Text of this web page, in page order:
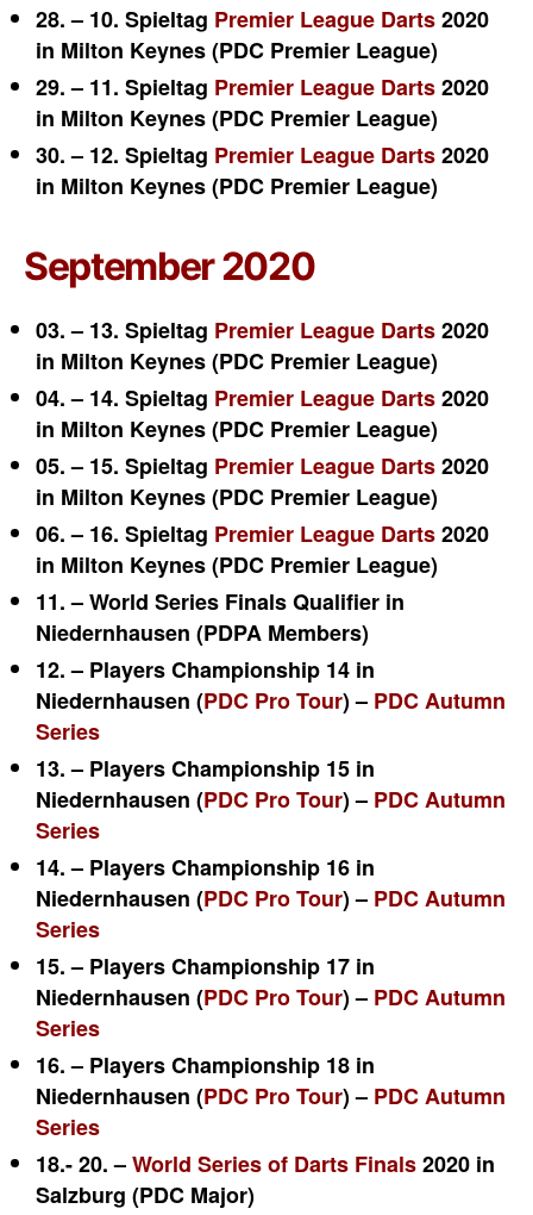
28. – 10. Spieltag Premier League Darts2020
in Milton Keynes (PDC Premier League)
29. – 11. Spieltag Premier League Darts2020
in Milton Keynes (PDC Premier League)
30. – 12. Spieltag Premier League Darts2020
in Milton Keynes (PDC Premier League)
September 2020
03. – 13. Spieltag Premier League Darts2020
in Milton Keynes (PDC Premier League)
04. – 14. Spieltag Premier League Darts2020
in Milton Keynes (PDC Premier League)
05. – 15. Spieltag Premier League Darts2020
in Milton Keynes (PDC Premier League)
06. – 16. Spieltag Premier League Darts2020
in Milton Keynes (PDC Premier League)
11. – World Series Finals Qualifier in
Niedernhausen (PDPA Members)
12. – Players Championship 14 in
Niedernhausen (PDC Pro Tour) – PDC Autumn
Series
13. – Players Championship 15 in
Niedernhausen (PDC Pro Tour) – PDC Autumn
Series
14. – Players Championship 16 in
Niedernhausen (PDC Pro Tour) – PDC Autumn
Series
15. – Players Championship 17 in
Niedernhausen (PDC Pro Tour) – PDC Autumn
Series
16. – Players Championship 18 in
Niedernhausen (PDC Pro Tour) – PDC Autumn
Series
18.- 20. –World Series of Darts Finals2020 in
Salzburg (PDC Major)